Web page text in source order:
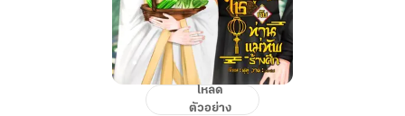
โหลด
ตัวอย่าง